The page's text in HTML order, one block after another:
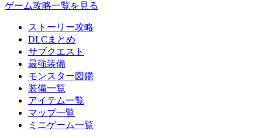
ゲーム攻略一覧を見る
ストーリー攻略
DLCまとめ
サブクエスト
最強装備
モンスター図鑑
装備一覧
アイテム一覧
マップ一覧
ミニゲーム一覧